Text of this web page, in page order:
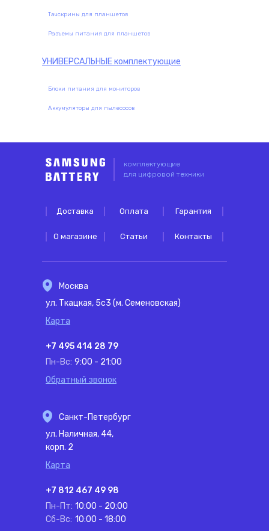
Тачскрины для планшетов
Разъемы питания для планшетов
УНИВЕРСАЛЬНЫЕкомплектующие
Блоки питания для мониторов
Аккумуляторы для пылесосов
комплектующие
для цифровой техники
Доставка Оплата Гарантия
О магазине Статьи Контакты
Москва
ул. Ткацкая, 5с3 (м. Семеновская)
Карта
+7 495 414 28 79
Пн-Вс: 9:00 - 21:00
Обратный звонок
Санкт-Петербург
ул. Наличная, 44,
корп. 2
Карта
+7 812 467 49 98
Пн-Пт: 10:00 - 20:00
Сб-Вс: 10:00 - 18:00